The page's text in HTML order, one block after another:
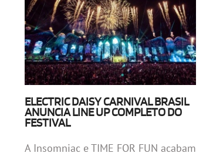
ELECTRIC DAISY CARNIVAL BRASIL
ANUNCIA LINE UP COMPLETO DO
FESTIVAL
A Insomniac e TIME FOR FUN acabam